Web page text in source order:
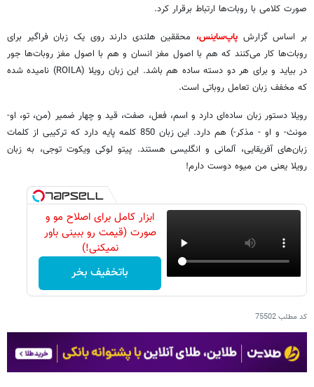
صورت کلامی با روبات‌ها ارتباط برقرار کرد.
بر اساس گزارش پاپ‌ساینس، محققین هلندی دارند روی یک زبان فراگیر برای
روبات‌ها کار می‌کنند که هم با اصول مغز انسان و هم با اصول مغز روبات‌ها جور
در بیاید و برای هر دو دسته ساده هم باشد. این زبان رویلا (ROILA) نامیده شده
که مخفف زبان تعامل روباتی است.
رویلا دستور زبان ساده‌ای دارد و اسم، فعل،‌ صفت، قید و چهار ضمیر (من،‌ تو، او-
مونث- و او - مذکر-) هم دارد. این زبان 850 کلمه پایه دارد که ترکیبی از کلمات
زبان‌های آفریقایی، آلمانی و انگلیسی هستند. پیتو لوکی ویکوت توجی،‌ به زبان
رویلا یعنی من میوه دوست دارم!
ابزار کامل برای اصلاح مو و
صورت (قیمت رو ببینی باور
نمیکنی!)
باتخفیف بخر
کد مطلب75502